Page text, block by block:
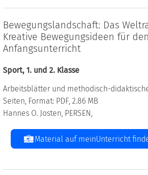
Bewegungslandschaft: Das
Kreative Bewegungsideen für den
Anfangsunterricht
Sport, 1. und 2. Klasse
Arbeitsblätter und methodisch-
Seiten, Format: PDF, 2.86 MB
Hannes O. Josten, PERSEN,
Material auf meinUnterricht